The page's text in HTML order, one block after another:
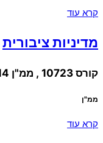
קרא עוד
מדיניות ציבורית
קורס 10723 , ממ"ן 14 , ציון 92
ממ"ן
קרא עוד